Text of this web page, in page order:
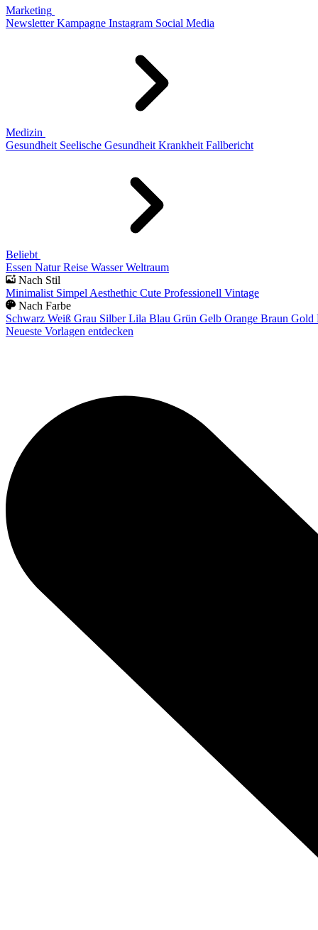
Marketing
Newsletter Kampagne Instagram Social Media
Medizin
Gesundheit Seelische Gesundheit Krankheit Fallbericht
Beliebt
Essen Natur Reise Wasser Weltraum
Nach Stil
Minimalist Simpel Aesthethic Cute Professionell Vintage
Nach Farbe
Schwarz Weiß Grau Silber Lila Blau Grün Gelb Orange Braun Gold
Neueste Vorlagen entdecken